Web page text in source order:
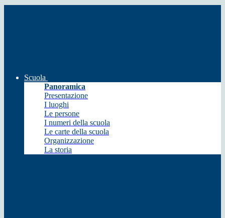
Scuola
Panoramica
Presentazione
I luoghi
Le persone
I numeri della scuola
Le carte della scuola
Organizzazione
La storia